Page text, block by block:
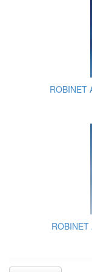
ROBINET
ROBINET